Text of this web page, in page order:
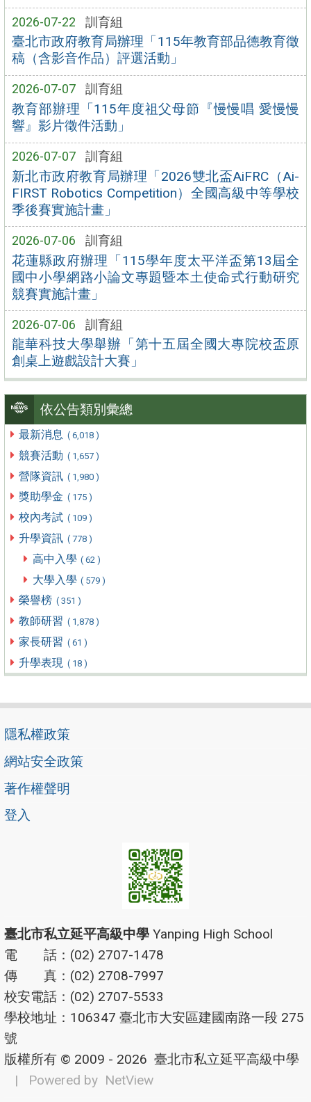
2026-07-22 訓育組
臺北市政府教育局辦理「115年教育部品德教育徵
稿（含影音作品）評選活動」
2026-07-07 訓育組
教育部辦理「115年度祖父母節『慢慢唱 愛慢慢
響』影片徵件活動」
2026-07-07 訓育組
新北市政府教育局辦理「2026雙北盃AiFRC（Ai-
FIRST Robotics Competition）全國高級中等學校
季後賽實施計畫」
2026-07-06 訓育組
花蓮縣政府辦理「115學年度太平洋盃第13屆全
國中小學網路小論文專題暨本土使命式行動研究
競賽實施計畫」
2026-07-06 訓育組
龍華科技大學舉辦「第十五屆全國大專院校盃原
創桌上遊戲設計大賽」
依公告類別彙總
最新消息 ( 6,018 )
競賽活動 ( 1,657 )
營隊資訊 ( 1,980 )
獎助學金 ( 175 )
校內考試 ( 109 )
升學資訊 ( 778 )
高中入學 ( 62 )
大學入學 ( 579 )
榮譽榜 ( 351 )
教師研習 ( 1,878 )
家長研習 ( 61 )
升學表現 ( 18 )
隱私權政策
網站安全政策
著作權聲明
登入
臺北市私立延平高級中學 Yanping High School
電 話：(02) 2707-1478
傳 真：(02) 2708-7997
校安電話：(02) 2707-5533
學校地址：106347 臺北市大安區建國南路一段 275
號
版權所有 © 2009 - 2026 臺北市私立延平高級中學
| Powered by NetView